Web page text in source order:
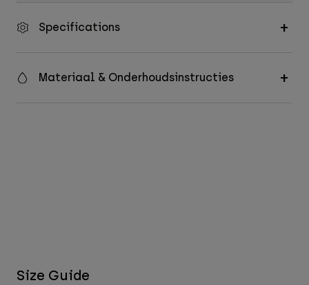
Specifications
Materiaal & Onderhoudsinstructies
Size Guide